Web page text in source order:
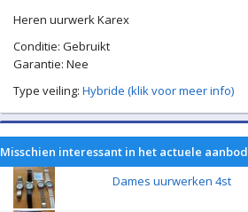
Heren uurwerk Karex
Conditie: Gebruikt
Garantie: Nee
Type veiling: Hybride (klik voor meer info)
Misschien interessant in het actuele aanbod
Dames uurwerken 4st